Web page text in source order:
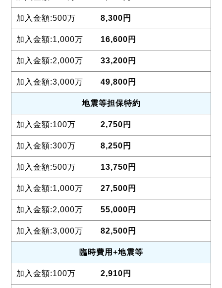
8,300円
16,600円
33,200円
49,800円
地震等担保特約
2,750円
8,250円
13,750円
27,500円
55,000円
82,500円
臨時費用 +地震等
2,910円